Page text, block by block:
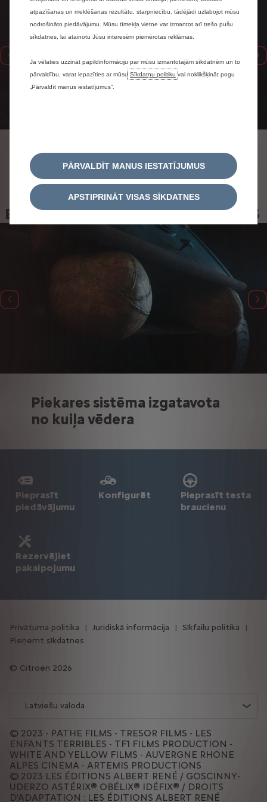
Iepriekšējais
Drosmīgs Asterikss stila dizains
Masīvozola virsbūve
Sēdekļi pārklāti ar tartāna
audumu
Jumta pārklāts ar “Lutetia”
audeklu
EKO DRAUDZĪGAS TEHNOLOĢIJAS
Iepriekšējais
Piekares sistēma izgatavota
no kuiļa vēdera
Priekšējie lukturi, ko darbina
maģiskie jāņtārpiņi
Riteņi izgatavoti no
pārstrādātiem vairogiem
Pieprasīt
piedāvājumu
Konfigurēt
Pieprasīt testa
braucienu
Rezervējiet
pakalpojumu
Latviešu valoda
Citroën 2026
Privātuma politika Juridiskā informācija
Sīkfailu politika
Pieņemt sīkdatnes
© 2023 - PATHE FILMS - TRESOR FILMS - LES
ENFANTS TERRIBLES - TF1 FILMS PRODUCTION -
WHITE AND YELLOW FILMS - AUVERGNE RHONE
ALPES CINEMA - ARTEMIS PRODUCTIONS
© 2023 LES ÉDITIONS ALBERT RENÉ / GOSCINNY-
UDERZO ASTÉRIX® OBÉLIX® IDÉFIX® / DROITS
D’ADAPTATION : LES ÉDITIONS ALBERT RENÉ
atpazīšanas un meklēšanas rezultātu, starpniecību, tādējādi uzlabojot mūsu
nodrošināto piedāvājumu. Mūsu tīmekļa vietne var izmantot arī trešo pušu
sīkdatnes, lai atainotu Jūsu interesēm piemērotas reklāmas.
Ja vēlaties uzzināt papildinformāciju par mūsu izmantotajām sīkdatnēm un to
pārvaldību, varat iepazīties ar mūsu Sīkdatņu politiku vai noklikšķināt pogu
„Pārvaldīt manus iestatījumus”.
PĀRVALDĪT MANUS IESTATĪJUMUS
APSTIPRINĀT VISAS SĪKDATNES